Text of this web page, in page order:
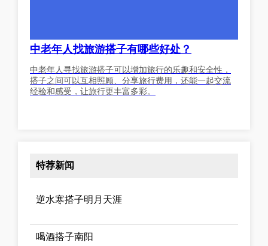
中老年人找旅游搭子有哪些好处？
中老年人寻找旅游搭子可以增加旅行的乐趣和安全性，
搭子之间可以互相照顾、分享旅行费用，还能一起交流
经验和感受，让旅行更丰富多彩。
特荐新闻
逆水寒搭子明月天涯
喝酒搭子南阳